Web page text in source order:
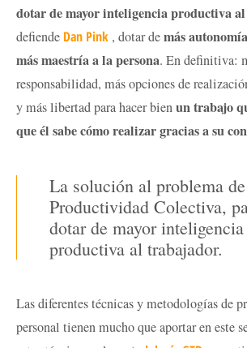
dotar de mayor inteligencia productiva
defiende Dan Pink , dotar demás
más maestría a la persona. En definitiva:
responsabilidad, más opciones de
y más libertad para hacer bienun trabajo
que él sabe cómo realizar gracias a su
La solución al problema
Productividad Colectiva,
dotar de mayor inteligencia
productiva al trabajador.
Las diferentes técnicas y metodologías de
personal tienen mucho que aportar en este